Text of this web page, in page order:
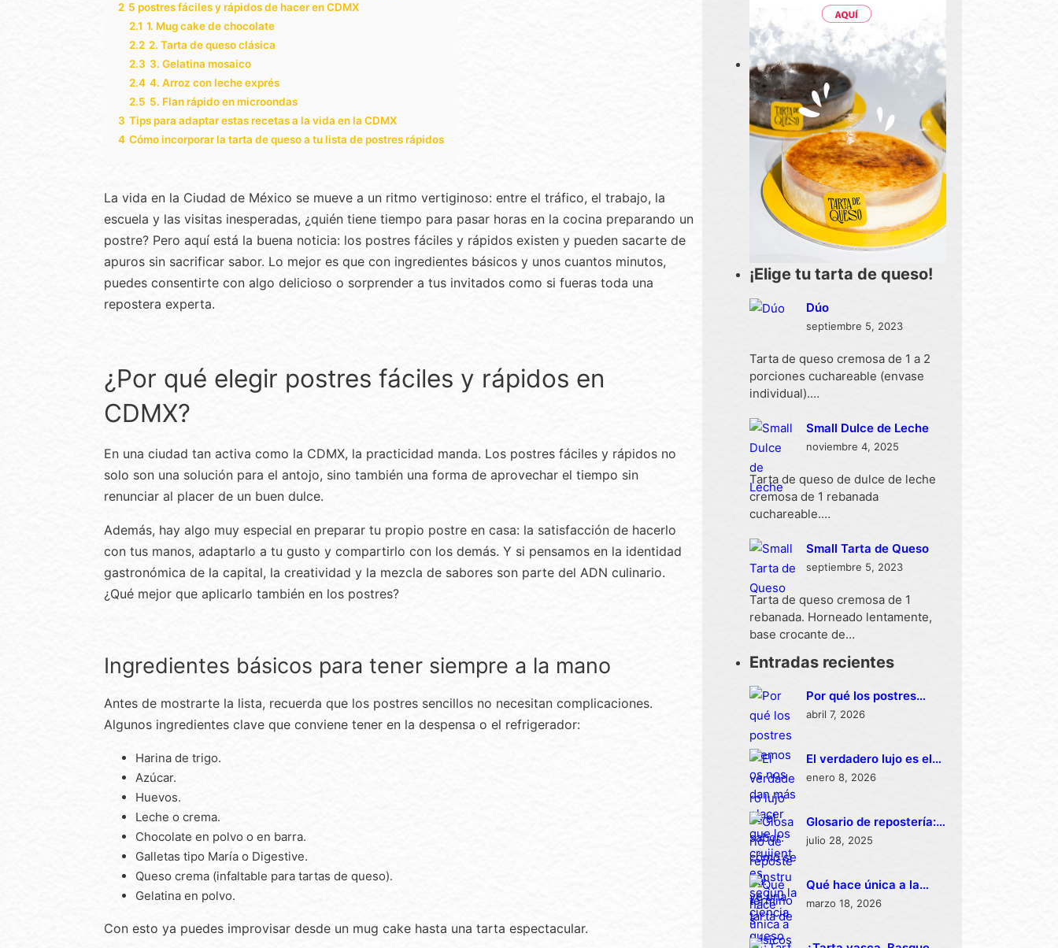
2 5 postres fáciles y rápidos de hacer en CDMX
2.1 1. Mug cake de chocolate
2.2 2. Tarta de queso clásica
2.3 3. Gelatina mosaico
2.4 4. Arroz con leche exprés
2.5 5. Flan rápido en microondas
3 Tips para adaptar estas recetas a la vida en la CDMX
4 Cómo incorporar la tarta de queso a tu lista de postres rápidos
La vida en la Ciudad de México se mueve a un ritmo vertiginoso: entre el tráfico, el trabajo, la
escuela y las visitas inesperadas, ¿quién tiene tiempo para pasar horas en la cocina preparando un
postre? Pero aquí está la buena noticia: los postres fáciles y rápidos existen y pueden sacarte de
apuros sin sacrificar sabor. Lo mejor es que con ingredientes básicos y unos cuantos minutos,
puedes consentirte con algo delicioso o sorprender a tus invitados como si fueras toda una
repostera experta.
¿Por qué elegir postres fáciles y rápidos en
CDMX?
En una ciudad tan activa como la CDMX, la practicidad manda. Los postres fáciles y rápidos no
solo son una solución para el antojo, sino también una forma de aprovechar el tiempo sin
renunciar al placer de un buen dulce.
Además, hay algo muy especial en preparar tu propio postre en casa: la satisfacción de hacerlo
con tus manos, adaptarlo a tu gusto y compartirlo con los demás. Y si pensamos en la identidad
gastronómica de la capital, la creatividad y la mezcla de sabores son parte del ADN culinario.
¿Qué mejor que aplicarlo también en los postres?
Ingredientes básicos para tener siempre a la mano
Antes de mostrarte la lista, recuerda que los postres sencillos no necesitan complicaciones.
Algunos ingredientes clave que conviene tener en la despensa o el refrigerador:
Harina de trigo.
Azúcar.
Huevos.
Leche o crema.
Chocolate en polvo o en barra.
Galletas tipo María o Digestive.
Queso crema (infaltable para tartas de queso).
Gelatina en polvo.
Con esto ya puedes improvisar desde un mug cake hasta una tarta espectacular.
¡Elige tu tarta de queso!
Dúo
septiembre 5, 2023
Tarta de queso cremosa de 1 a 2
porciones cuchareable (envase
individual).…
Small Dulce de Leche
noviembre 4, 2025
Tarta de queso de dulce de leche
cremosa de 1 rebanada
cuchareable.…
Small Tarta de Queso
septiembre 5, 2023
Tarta de queso cremosa de 1
rebanada. Horneado lentamente,
base crocante de…
Entradas recientes
Por qué los postres
cremosos nos dan más
crujientes, según la
ciencia
abril 7, 2026
El verdadero lujo es el
sabor: cómo se
queso premium
enero 8, 2026
Glosario de repostería:
términos básicos que
julio 28, 2025
Qué hace única a la
repostería mexicana
marzo 18, 2026